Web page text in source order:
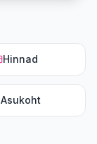
Hinnad
Asukoht